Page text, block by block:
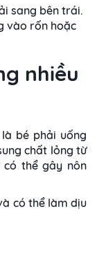
sang bên trái.
vào rốn hoặc
nhiều
bé phải uống
chất lỏng từ
có thể gây nôn
có thể làm dịu